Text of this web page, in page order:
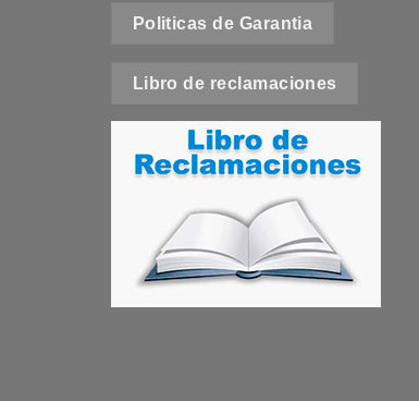
Politicas de Garantia
Libro de reclamaciones